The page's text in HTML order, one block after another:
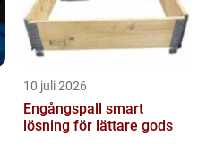
10 juli 2026
Engångspall smart
lösning för lättare gods